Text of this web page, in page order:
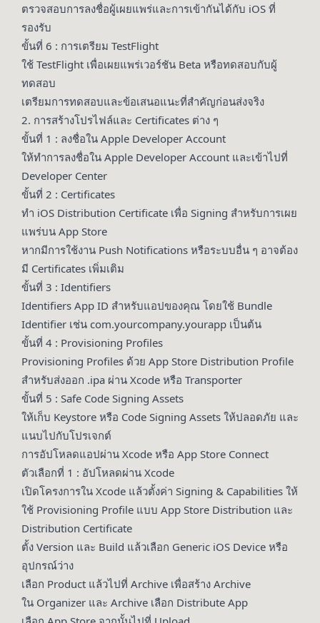
ตรวจสอบการลงชื่อผู้เผยแพร่และการเข้ากันได้กับ iOS ที่
รองรับ
ขั้นที่ 6 : การเตรียม TestFlight
ใช้ TestFlight เพื่อเผยแพร่เวอร์ชัน Beta หรือทดสอบกับผู้
ทดสอบ
เตรียมการทดสอบและข้อเสนอแนะที่สำคัญก่อนส่งจริง
2. การสร้างโปรไฟล์และ Certificates ต่าง ๆ
ขั้นที่ 1 : ลงชื่อใน Apple Developer Account
ให้ทำการลงชื่อใน Apple Developer Account และเข้าไปที่
Developer Center
ขั้นที่ 2 : Certificates
ทำ iOS Distribution Certificate เพื่อ Signing สำหรับการเผย
แพร่บน App Store
หากมีการใช้งาน Push Notifications หรือระบบอื่น ๆ อาจต้อง
มี Certificates เพิ่มเติม
ขั้นที่ 3 : Identifiers
Identifiers App ID สำหรับแอปของคุณ โดยใช้ Bundle
Identifier เช่น com.yourcompany.yourapp เป็นต้น
ขั้นที่ 4 : Provisioning Profiles
Provisioning Profiles ด้วย App Store Distribution Profile
สำหรับส่งออก .ipa ผ่าน Xcode หรือ Transporter
ขั้นที่ 5 : Safe Code Signing Assets
ให้เก็บ Keystore หรือ Code Signing Assets ให้ปลอดภัย และ
แนบไปกับโปรเจกต์
การอัปโหลดแอปผ่าน Xcode หรือ App Store Connect
ตัวเลือกที่ 1 : อัปโหลดผ่าน Xcode
เปิดโครงการใน Xcode แล้วตั้งค่า Signing & Capabilities ให้
ใช้ Provisioning Profile แบบ App Store Distribution และ
Distribution Certificate
ตั้ง Version และ Build แล้วเลือก Generic iOS Device หรือ
อุปกรณ์ว่าง
เลือก Product แล้วไปที่ Archive เพื่อสร้าง Archive
ใน Organizer และ Archive เลือก Distribute App